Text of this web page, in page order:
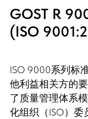
GOST R
(ISO
ISO 9000系列标
他利益相关方的
了质量管理体系
化组织（ISO）委